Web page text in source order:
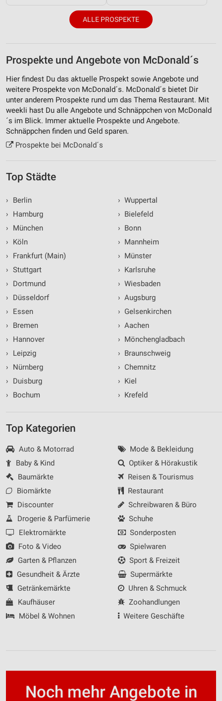
ALLE PROSPEKTE
Prospekte und Angebote von McDonald´s
Hier findest Du das aktuelle Prospekt sowie Angebote und
weitere Prospekte von McDonald´s. McDonald´s bietet Dir
unter anderem Prospekte rund um das Thema Restaurant. Mit
weekli hast Du alle Angebote und Schnäppchen von McDonald
´s im Blick. Immer aktuelle Prospekte und Angebote.
Schnäppchen finden und Geld sparen.
Prospekte bei McDonald´s
Top Städte
›
Berlin
›
Hamburg
›
München
›
Köln
›
Frankfurt (Main)
› Stuttgart
›
Dortmund
›
Düsseldorf
›
Essen
›
Bremen
›
Hannover
›
Leipzig
›
Nürnberg
›
Duisburg
›
Bochum
› Wuppertal
› Bielefeld
› Bonn
› Mannheim
› Münster
› Karlsruhe
› Wiesbaden
› Augsburg
› Gelsenkirchen
› Aachen
› Mönchengladbach
› Braunschweig
› Chemnitz
› Kiel
› Krefeld
Top Kategorien
Auto & Motorrad
Baby & Kind
Baumärkte
Biomärkte
Discounter
Drogerie & Parfümerie
Elektromärkte
Foto & Video
Garten & Pflanzen
Gesundheit & Ärzte
Getränkemärkte
Kaufhäuser
Möbel & Wohnen
Mode & Bekleidung
Optiker & Hörakustik
Reisen & Tourismus
Restaurant
Schreibwaren & Büro
Schuhe
Sonderposten
Spielwaren
Sport & Freizeit
Supermärkte
Uhren & Schmuck
Zoohandlungen
Weitere Geschäfte
Noch mehr Angebote in